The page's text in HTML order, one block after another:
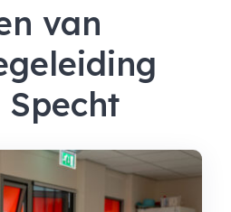
van
Specht